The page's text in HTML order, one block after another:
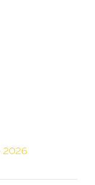
2026